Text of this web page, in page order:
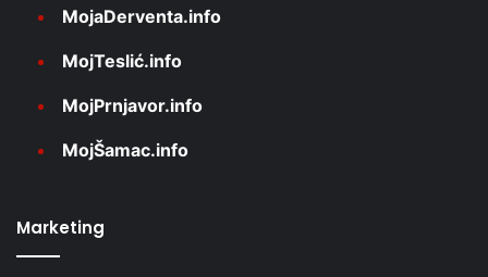
MojaDerventa.info
MojTeslić.info
MojPrnjavor.info
MojŠamac.info
Marketing